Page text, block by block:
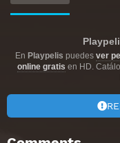
En Playpelis puedes ver
online gratis en HD.